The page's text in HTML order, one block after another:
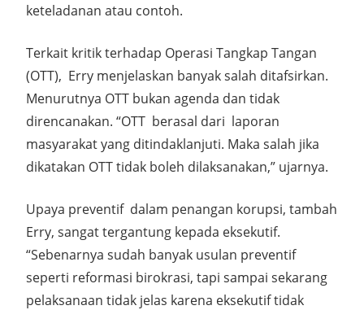
keteladanan atau contoh.
Terkait kritik terhadap Operasi Tangkap Tangan
(OTT), Erry menjelaskan banyak salah ditafsirkan.
Menurutnya OTT bukan agenda dan tidak
direncanakan. “OTT berasal dari laporan
masyarakat yang ditindaklanjuti. Maka salah jika
dikatakan OTT tidak boleh dilaksanakan,” ujarnya.
Upaya preventif dalam penangan korupsi, tambah
Erry, sangat tergantung kepada eksekutif.
“Sebenarnya sudah banyak usulan preventif
seperti reformasi birokrasi, tapi sampai sekarang
pelaksanaan tidak jelas karena eksekutif tidak